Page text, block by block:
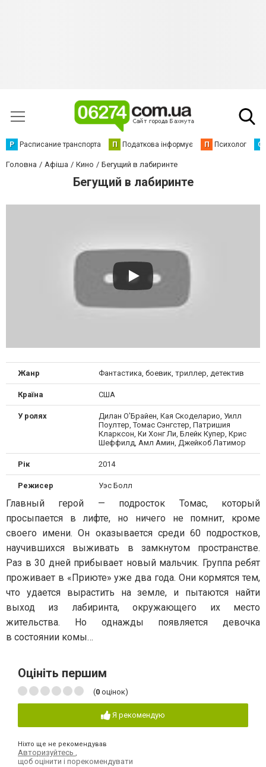
Р Расписание транспорта П Податкова інформує П Психолог С
Головна Афіша Кино Бегущий в лабиринте
Бегущий в лабиринте
Жанр Фантастика, боевик, триллер, детектив
Країна США
У ролях
Дилан О’Брайен, Кая Скоделарио, Уилл
Поултер, Томас Сэнгстер, Патришия
Кларксон, Ки Хонг Ли, Блейк Купер, Крис
Шеффилд, Амл Амин, Джейкоб Латимор
Рік 2014
Режисер Уэс Болл
Главный герой — подросток Томас, который
просыпается в лифте, но ничего не помнит, кроме
своего имени. Он оказывается среди 60 подростков,
научившихся выживать в замкнутом пространстве.
Раз в 30 дней прибывает новый мальчик. Группа ребят
проживает в «Приюте» уже два года. Они кормятся тем,
что удается вырастить на земле, и пытаются найти
выход из лабиринта, окружающего их место
жительства. Но однажды появляется девочка
в состоянии комы…
Оцініть першим
(0 оцінок)
Я рекомендую
Ніхто ще не рекомендував
Авторизуйтесь ,
щоб оцінити і порекомендувати